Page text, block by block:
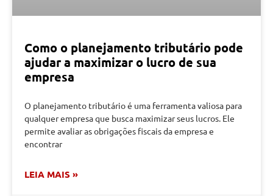
Como o planejamento tributário pode
ajudar a maximizar o lucro de sua
empresa
O planejamento tributário é uma ferramenta valiosa para
qualquer empresa que busca maximizar seus lucros. Ele
permite avaliar as obrigações fiscais da empresa e
encontrar
LEIA MAIS »